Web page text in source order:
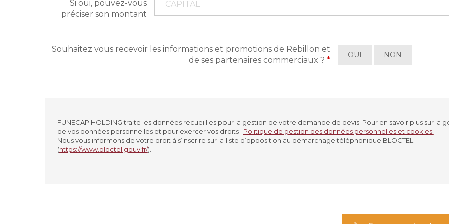
Si oui, pouvez-vous
préciser son montant
Souhaitez vous recevoir les informations et promotions de Rebillon et
de ses partenaires commerciaux ?*
OUI NON
FUNECAP HOLDING traite les données recueillies pour la gestion de votre demande de devis. Pour en savoir plus sur la
de vos données personnelles et pour exercer vos droits : Politique de gestion des données personnelles et cookies.
Nous vous informons de votre droit à s’inscrire sur la liste d’opposition au démarchage téléphonique BLOCTEL
(https://www.bloctel.gouv.fr/).